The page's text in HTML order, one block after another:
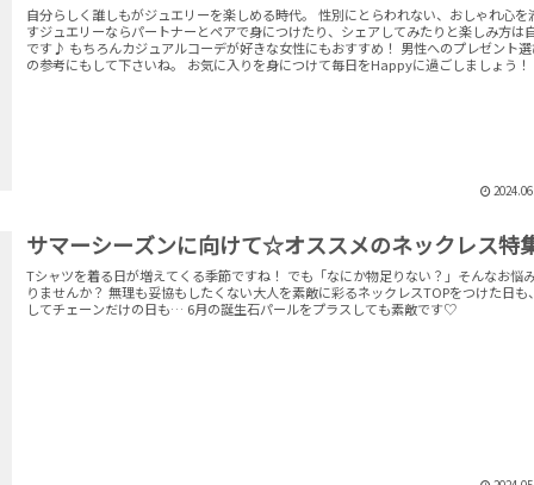
自分らしく誰しもがジュエリーを楽しめる時代。 性別にとらわれない、おしゃれ心を
すジュエリーならパートナーとペアで身につけたり、シェアしてみたりと楽しみ方は
です♪ もちろんカジュアルコーデが好きな女性にもおすすめ！ 男性へのプレゼント選び
の参考にもして下さいね。 お気に入りを身につけて毎日をHappyに過ごしましょう！
サマーシーズンに向けて☆オススメのネックレス特
Tシャツを着る日が増えてくる季節ですね！ でも「なにか物足りない？」そんなお悩
りませんか？ 無理も妥協もしたくない大人を素敵に彩るネックレスTOPをつけた日も
してチェーンだけの日も… 6月の誕生石パールをプラスしても素敵です♡